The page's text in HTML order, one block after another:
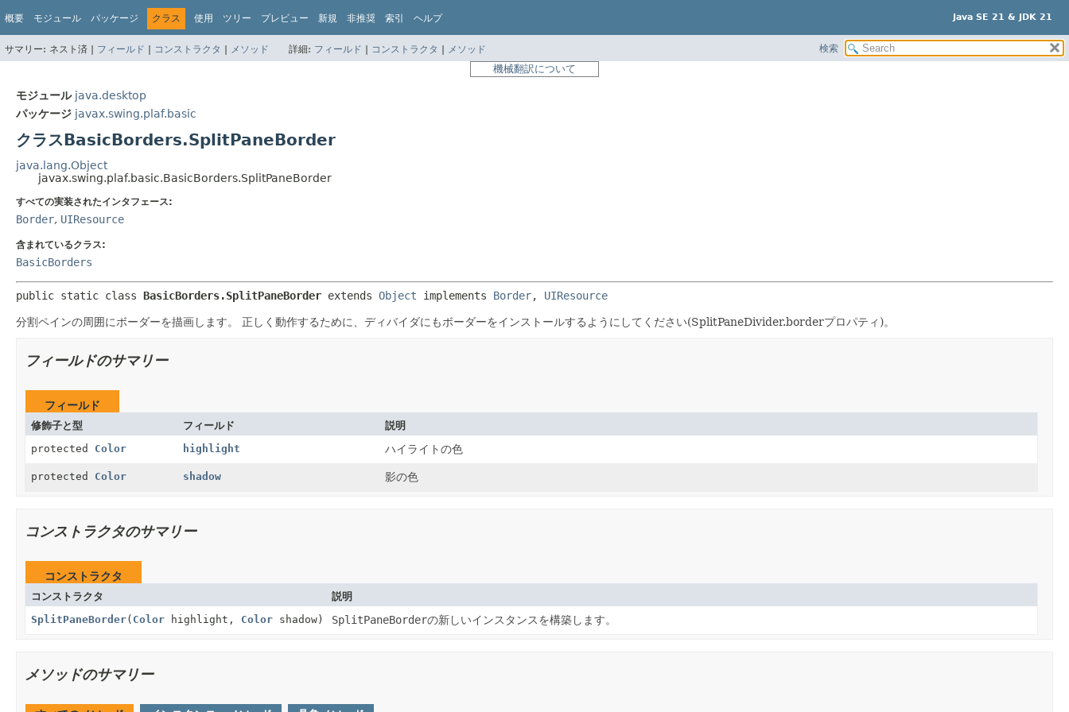
Java SE 21 & JDK 21
概要 モジュール パッケージ クラス 使用 ツリー プレビュー 新規 非推奨 索引 ヘルプ
サマリー: ネスト済 | フィールド | コンストラクタ | メソッド 詳細: フィールド | コンストラクタ | メソッド 検索
機械翻訳について
モジュール java.desktop
パッケージ javax.swing.plaf.basic
クラスBasicBorders.SplitPaneBorder
java.lang.Object
javax.swing.plaf.basic.BasicBorders.SplitPaneBorder
すべての実装されたインタフェース:
Border, UIResource
含まれているクラス:
BasicBorders
public static class BasicBorders.SplitPaneBorder extends Object implements Border, UIResource
分割ペインの周囲にボーダーを描画します。 正しく動作するために、ディバイダにもボーダーをインストールするようにしてください(SplitPaneDivider.borderプロパティ)。
フィールドのサマリー
フィールド
修飾子と型 フィールド
説明
protected Color highlight ハイライトの色
protected Color shadow 影の色
コンストラクタのサマリー
コンストラクタ
コンストラクタ
説明
SplitPaneBorder( Color highlight, Color shadow) SplitPaneBorderの新しいインスタンスを構築します。
メソッドのサマリー